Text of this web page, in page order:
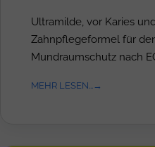
Ultramilde, vor Karies
Zahnpflegeformel für
Mundraumschutz nach
MEHR LESEN...